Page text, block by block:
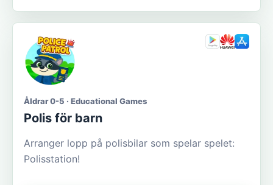
Åldrar 0-5 · Educational Games
Polis för barn
Arranger lopp på polisbilar som spelar spelet:
Polisstation!